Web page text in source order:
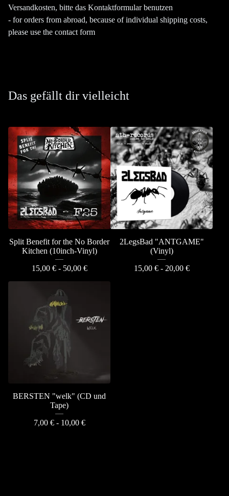
Versandkosten, bitte das Kontaktformular benutzen
- for orders from abroad, because of individual shipping costs,
please use the contact form
Das gefällt dir vielleicht
Split Benefit for the No Border
Kitchen (10inch-Vinyl)
15,00 €- 50,00 €
2LegsBad "ANTGAME"
(Vinyl)
15,00 €- 20,00 €
BERSTEN "welk" (CD und
Tape)
7,00 €- 10,00 €